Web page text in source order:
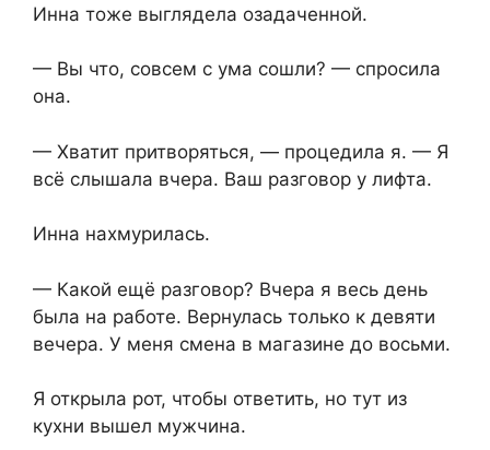
Инна тоже выглядела озадаченной.
— Вы что, совсем с ума сошли? — спросила
она.
— Хватит притворяться, — процедила я. — Я
всё слышала вчера. Ваш разговор у лифта.
Инна нахмурилась.
— Какой ещё разговор? Вчера я весь день
была на работе. Вернулась только к девяти
вечера. У меня смена в магазине до восьми.
Я открыла рот, чтобы ответить, но тут из
кухни вышел мужчина.